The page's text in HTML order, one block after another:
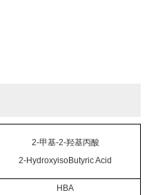
2-甲基-2-羟基丙酸
2-HydroxyisoButyric Acid
HBA